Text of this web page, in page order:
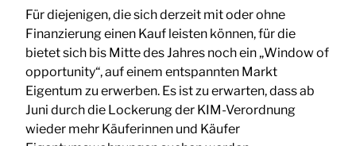
Für diejenigen, die sich derzeit mit oder ohne
Finanzierung einen Kauf leisten können, für die
bietet sich bis Mitte des Jahres noch ein „Window of
opportunity“, auf einem entspannten Markt
Eigentum zu erwerben. Es ist zu erwarten, dass ab
Juni durch die Lockerung der KIM-Verordnung
wieder mehr Käuferinnen und Käufer